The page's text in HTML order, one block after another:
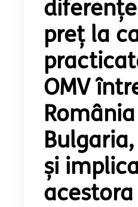
preț la
OMV
și